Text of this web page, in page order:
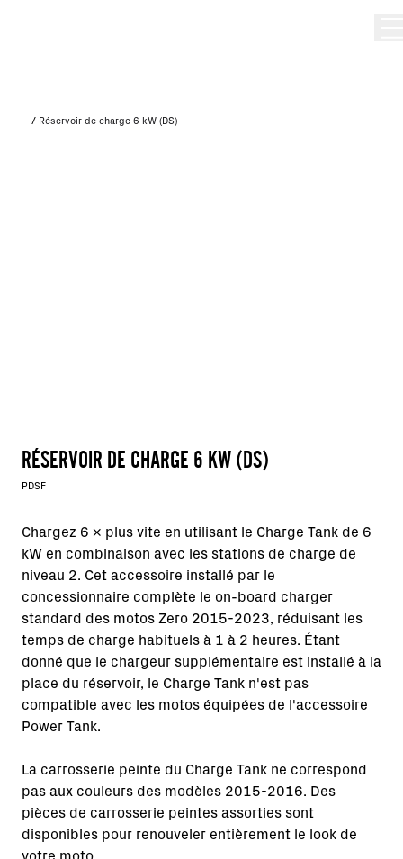
/ Réservoir de charge 6 kW (DS)
RÉSERVOIR DE CHARGE 6 KW (DS)
PDSF
Chargez 6 x plus vite en utilisant le Charge Tank de 6
kW en combinaison avec les stations de charge de
niveau 2. Cet accessoire installé par le
concessionnaire complète le on-board charger
standard des motos Zero 2015-2023, réduisant les
temps de charge habituels à 1 à 2 heures. Étant
donné que le chargeur supplémentaire est installé à la
place du réservoir, le Charge Tank n'est pas
compatible avec les motos équipées de l'accessoire
Power Tank.
La carrosserie peinte du Charge Tank ne correspond
pas aux couleurs des modèles 2015-2016. Des
pièces de carrosserie peintes assorties sont
disponibles pour renouveler entièrement le look de